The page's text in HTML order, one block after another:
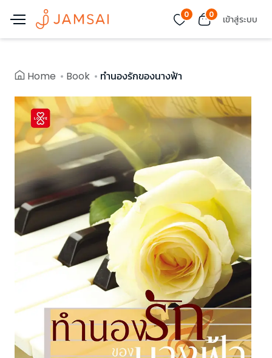
0 0 เข้าสู่ระบบ
Home Book ทำนองรักของนางฟ้า